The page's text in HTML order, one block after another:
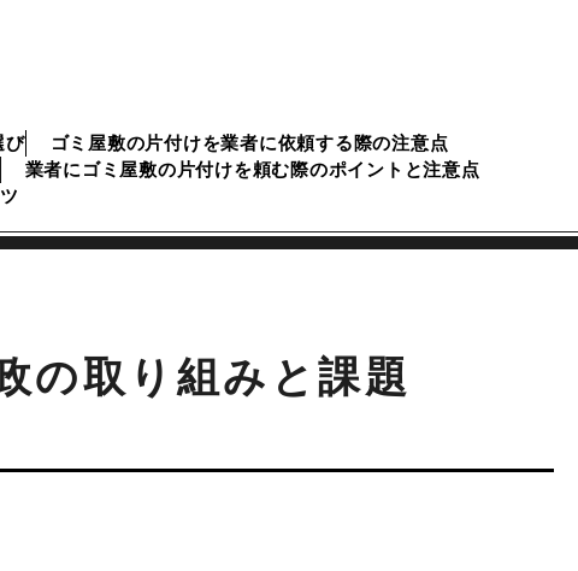
び
ゴミ屋敷の片付けを業者に依頼する際の注意点
業者にゴミ屋敷の片付けを頼む際のポイントと注意点
の取り組みと課題